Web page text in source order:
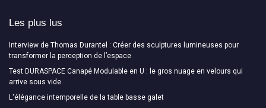
Les plus lus
Interview de Thomas Durantel : Créer des sculptures lumineuses pour
transformer la perception de l’espace
Test DURASPACE Canapé Modulable en U : le gros nuage en velours qui
arrive sous vide
L'élégance intemporelle de la table basse galet